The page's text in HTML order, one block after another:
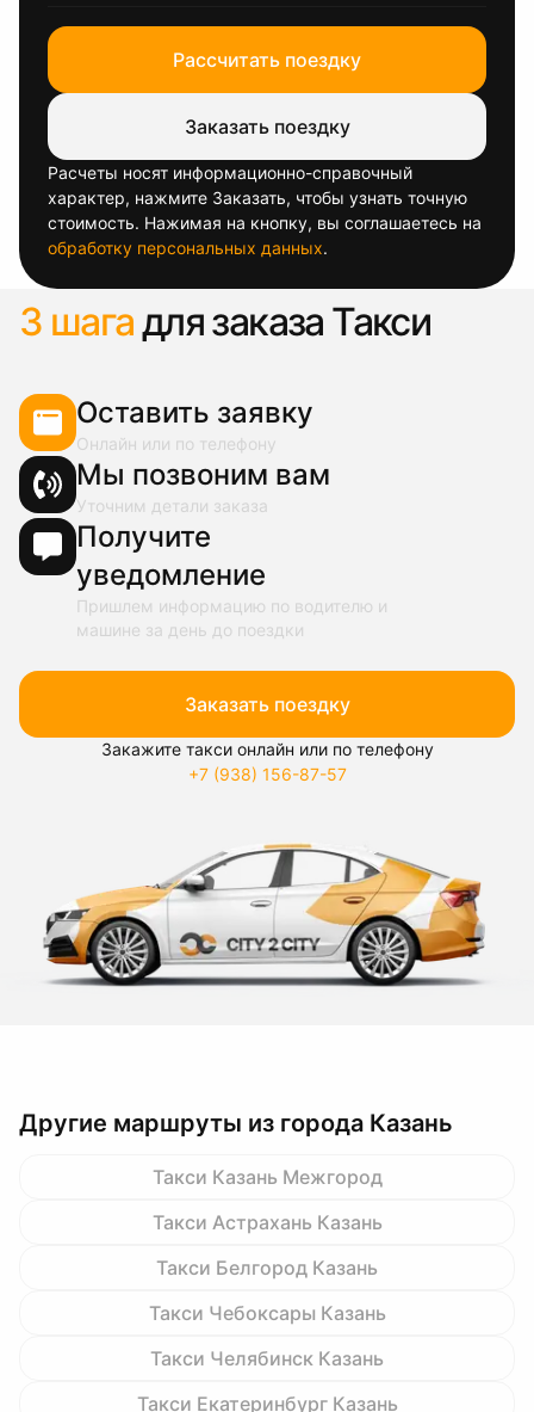
Рассчитать поездку
Заказать поездку
Расчеты носят информационно-справочный
характер, нажмите Заказать, чтобы узнать точную
стоимость. Нажимая на кнопку, вы соглашаетесь на
обработку персональных данных.
3 шагадля заказа Такси
Оставить заявку
Онлайн или по телефону
Мы позвоним вам
Уточним детали заказа
Получите
уведомление
Пришлем информацию по водителю и
машине за день до поездки
Заказать поездку
Закажите такси онлайн или по телефону
+7 (938) 156-87-57
Другие маршруты из города Казань
Такси Казань Межгород
Такси Астрахань Казань
Такси Белгород Казань
Такси Чебоксары Казань
Такси Челябинск Казань
Такси Екатеринбург Казань